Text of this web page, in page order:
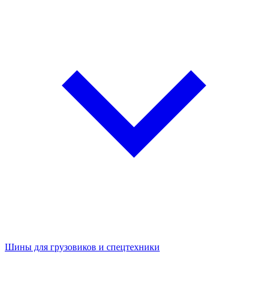
Шины для грузовиков и спецтехники